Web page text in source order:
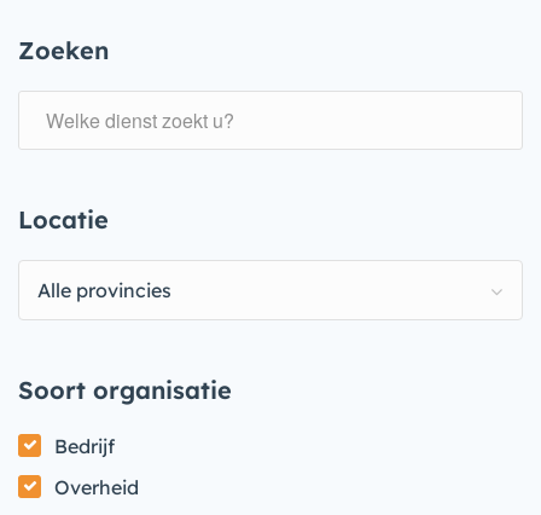
Zoeken
Locatie
Alle provincies
Soort organisatie
Bedrijf
Overheid